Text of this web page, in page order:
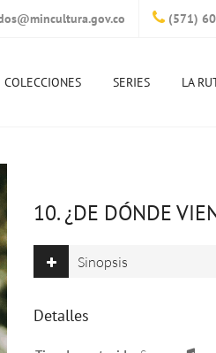
(571)
COLECCIONES SERIES LA
10. ¿DE DÓNDE
Sinopsis
Detalles